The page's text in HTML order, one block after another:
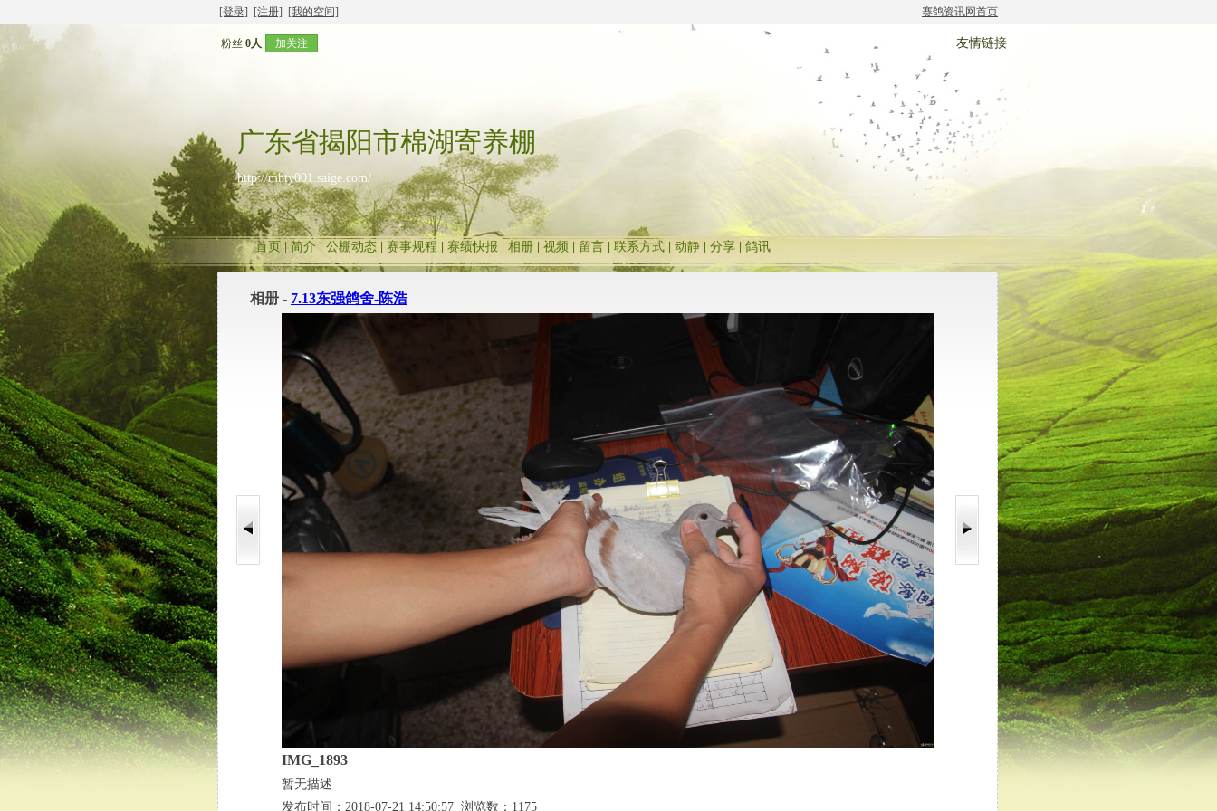
[登录] [注册] [我的空间] 赛鸽资讯网首页
粉丝 0人 加关注 友情链接
广东省揭阳市棉湖寄养棚
http://mhty001.saige.com/
首页 | 简介 公棚动态 赛事规程 赛绩快报 相册 视频 留言 联系方式 动静 分享 鸽讯
相册 - 7.13东强鸽舍-陈浩
IMG_1893
暂无描述
发布时间：2018-07-21 14:50:57 浏览数：1175